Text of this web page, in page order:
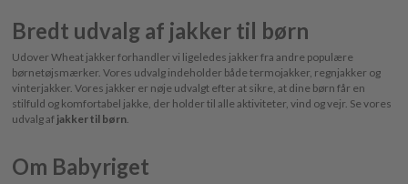
Bredt udvalg af jakker til børn
Udover Wheat jakker forhandler vi ligeledes jakker fra andre populære
børnetøjsmærker. Vores udvalg indeholder både termojakker, regnjakker og
vinterjakker. Vores jakker er nøje udvalgt efter at sikre, at dine børn får en
stilfuld og komfortabel jakke, der holder til alle aktiviteter, vind og vejr. Se vores
udvalg af jakker til børn.
Om Babyriget